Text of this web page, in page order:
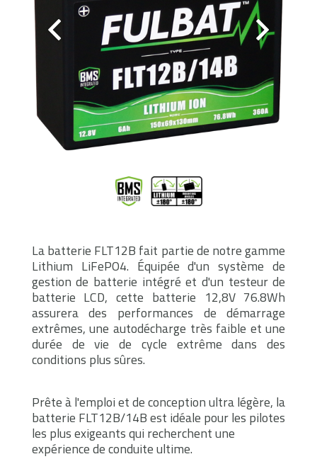
La batterie FLT12B fait partie de notre gamme
Lithium LiFePO4. Équipée d'un système de
gestion de batterie intégré et d'un testeur de
batterie LCD, cette batterie 12,8V 76.8Wh
assurera des performances de démarrage
extrêmes, une autodécharge très faible et une
durée de vie de cycle extrême dans des
conditions plus sûres.
Prête à l'emploi et de conception ultra légère, la
batterie FLT12B/14B est idéale pour les pilotes
les plus exigeants qui recherchent une
expérience de conduite ultime.